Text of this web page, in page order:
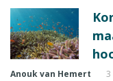
Anouk van Hemert 3